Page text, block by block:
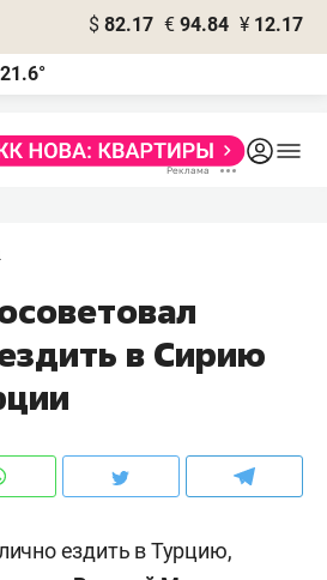
$ 82.17 € 94.84 ¥ 12.17
21.6°
в Сирию
ездить в Турцию,